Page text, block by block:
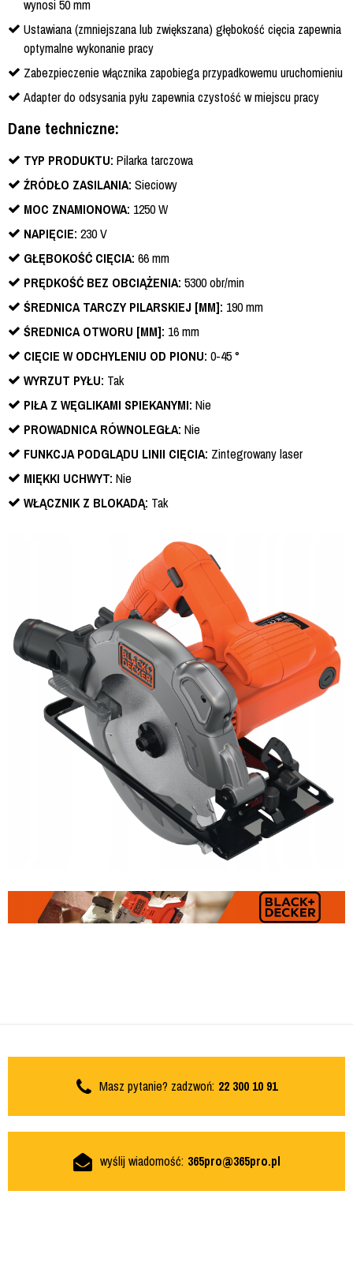
wynosi 50 mm
Ustawiana (zmniejszana lub zwiększana) głębokość cięcia zapewnia
optymalne wykonanie pracy
Zabezpieczenie włącznika zapobiega przypadkowemu uruchomieniu
Adapter do odsysania pyłu zapewnia czystość w miejscu pracy
Dane techniczne:
TYP PRODUKTU: Pilarka tarczowa
ŹRÓDŁO ZASILANIA: Sieciowy
MOC ZNAMIONOWA: 1250 W
NAPIĘCIE: 230 V
GŁĘBOKOŚĆ CIĘCIA: 66 mm
PRĘDKOŚĆ BEZ OBCIĄŻENIA: 5300 obr/min
ŚREDNICA TARCZY PILARSKIEJ [MM]: 190 mm
ŚREDNICA OTWORU [MM]: 16 mm
CIĘCIE W ODCHYLENIU OD PIONU: 0-45 °
WYRZUT PYŁU: Tak
PIŁA Z WĘGLIKAMI SPIEKANYMI: Nie
PROWADNICA RÓWNOLEGŁA: Nie
FUNKCJA PODGLĄDU LINII CIĘCIA: Zintegrowany laser
MIĘKKI UCHWYT: Nie
WŁĄCZNIK Z BLOKADĄ: Tak
Masz pytanie? zadzwoń: 22 300 10 91
wyślij wiadomość: 365pro@365pro.pl